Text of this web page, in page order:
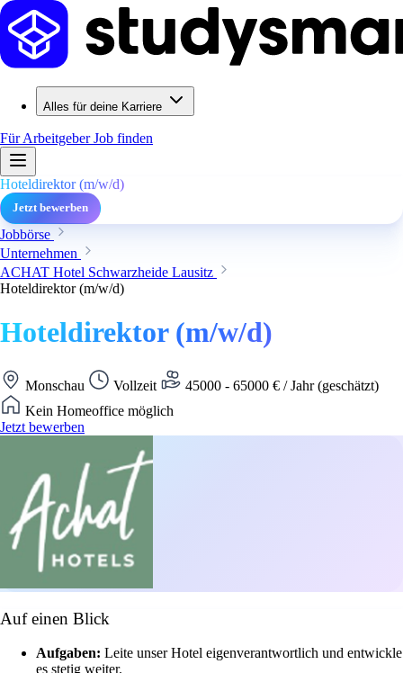
Alles für deine Karriere
Für ArbeitgeberJob finden
Hoteldirektor (m/w/d)
Jetzt bewerben
Jobbörse
Unternehmen
ACHAT Hotel Schwarzheide Lausitz
Hoteldirektor (m/w/d)
Hoteldirektor (m/w/d)
Monschau Vollzeit
45000 - 65000 € / Jahr (geschätzt)
Kein Homeoffice möglich
Jetzt bewerben
Auf einen Blick
Aufgaben: Leite unser Hotel eigenverantwortlich und entwickle
es stetig weiter.